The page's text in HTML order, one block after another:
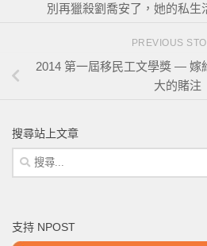
別再獵殺劉喬安了，她的私生
PREVIOUS
2014 第一屆移民工文學獎 — 嫁
大的賭注
搜尋站上文章
搜
尋
字:
支持 NPOST